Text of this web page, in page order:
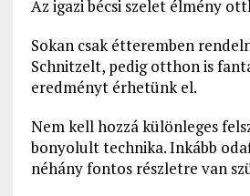
Az igazi bécsi szelet élmény
Sokan csak étteremben
Schnitzelt, pedig otthon is
eredményt érhetünk el.
Nem kell hozzá különleges
bonyolult technika. Inkább
néhány fontos részletre van